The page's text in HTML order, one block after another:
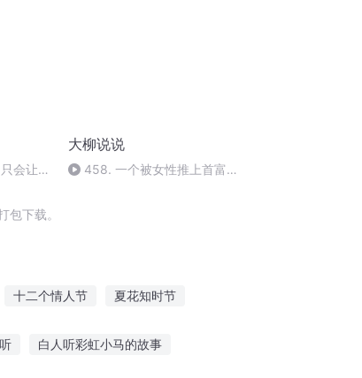
会让你
大柳说说
458. 一个被女性推上首富位
下载。
十二个情人节 夏花知时节
白人听彩虹小马的故事